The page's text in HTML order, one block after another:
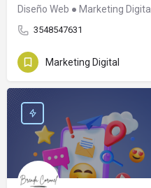
Diseño Web ● Marketing
3548547631
Marketing Digital